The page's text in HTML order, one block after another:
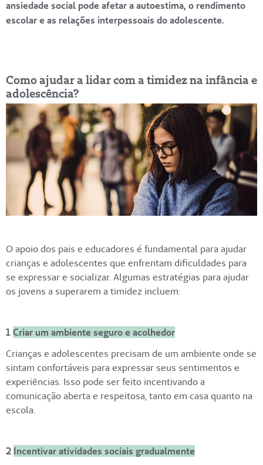
ansiedade social pode afetar a autoestima, o rendimento
escolar e as relações interpessoais do adolescente.
Como ajudar a lidar com a timidez na infância e
adolescência?
O apoio dos pais e educadores é fundamental para ajudar
crianças e adolescentes que enfrentam dificuldades para
se expressar e socializar. Algumas estratégias para ajudar
os jovens a superarem a timidez incluem:
1 Criar um ambiente seguro e acolhedor
Crianças e adolescentes precisam de um ambiente onde se
sintam confortáveis para expressar seus sentimentos e
experiências. Isso pode ser feito incentivando a
comunicação aberta e respeitosa, tanto em casa quanto na
escola.
2 Incentivar atividades sociais gradualmente